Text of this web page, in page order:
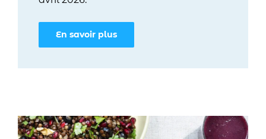
En savoir plus